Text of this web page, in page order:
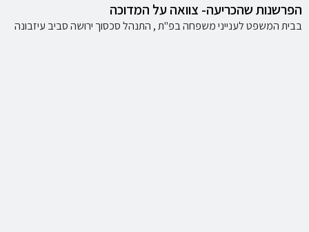
הפרשנות שהכריעה- צוואה על המדוכה
בבית המשפט לענייני משפחה בפ"ת , התנהל סכסוך ירושה סביב עיזבונה